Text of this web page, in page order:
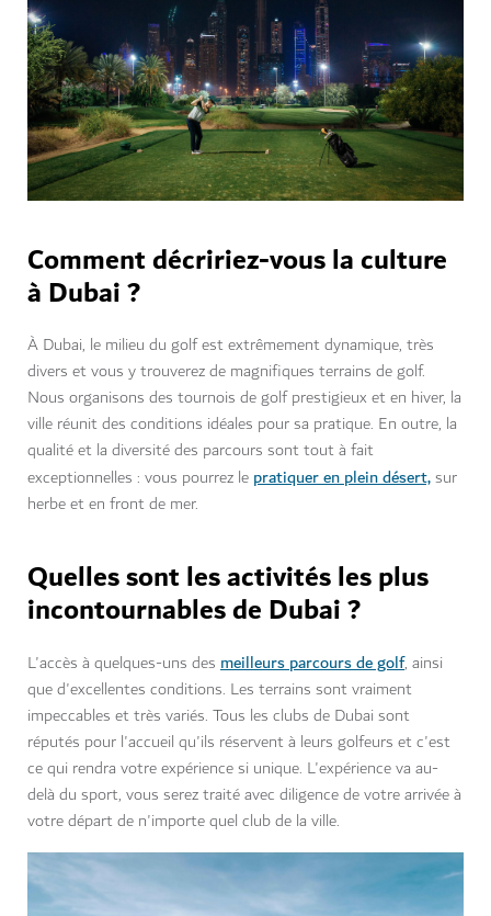
Comment décririez-vous la culture
à Dubai ?
À Dubai, le milieu du golf est extrêmement dynamique, très
divers et vous y trouverez de magnifiques terrains de golf.
Nous organisons des tournois de golf prestigieux et en hiver, la
ville réunit des conditions idéales pour sa pratique. En outre, la
qualité et la diversité des parcours sont tout à fait
exceptionnelles : vous pourrez le pratiquer en plein désert,sur
herbe et en front de mer.
Quelles sont les activités les plus
incontournables de Dubai ?
L'accès à quelques-uns des meilleurs parcours de golf, ainsi
que d'excellentes conditions. Les terrains sont vraiment
impeccables et très variés. Tous les clubs de Dubai sont
réputés pour l'accueil qu'ils réservent à leurs golfeurs et c'est
ce qui rendra votre expérience si unique. L'expérience va au-
delà du sport, vous serez traité avec diligence de votre arrivée à
votre départ de n'importe quel club de la ville.